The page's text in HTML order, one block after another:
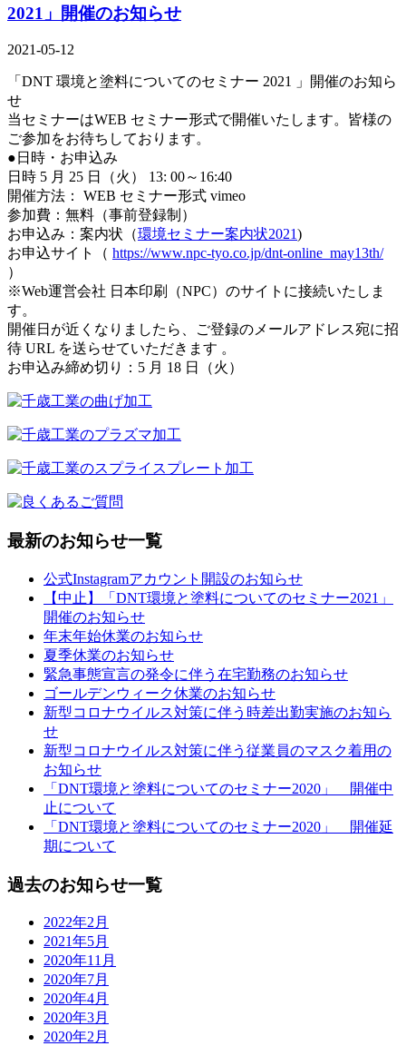
2021」開催のお知らせ
2021-05-12
「DNT 環境と塗料についてのセミナー 2021 」開催のお知ら
せ
当セミナーはWEB セミナー形式で開催いたします。皆様の
ご参加をお待ちしております。
●日時・お申込み
日時 5 月 25 日（火） 13: 00～16:40
開催方法： WEB セミナー形式 vimeo
参加費：無料（事前登録制）
お申込み：案内状（環境セミナー案内状2021)
お申込サイト（ https://www.npc-tyo.co.jp/dnt-online_may13th/
）
※Web運営会社 日本印刷（NPC）のサイトに接続いたしま
す。
開催日が近くなりましたら、ご登録のメールアドレス宛に招
待 URL を送らせていただきます 。
お申込み締め切り：5 月 18 日（火）
最新のお知らせ一覧
公式Instagramアカウント開設のお知らせ
【中止】「DNT環境と塗料についてのセミナー2021」
開催のお知らせ
年末年始休業のお知らせ
夏季休業のお知らせ
緊急事態宣言の発令に伴う在宅勤務のお知らせ
ゴールデンウィーク休業のお知らせ
新型コロナウイルス対策に伴う時差出勤実施のお知ら
せ
新型コロナウイルス対策に伴う従業員のマスク着用の
お知らせ
「DNT環境と塗料についてのセミナー2020」 開催中
止について
「DNT環境と塗料についてのセミナー2020」 開催延
期について
過去のお知らせ一覧
2022年2月
2021年5月
2020年11月
2020年7月
2020年4月
2020年3月
2020年2月